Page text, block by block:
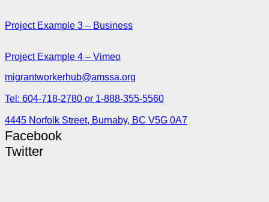
Project Example 3 – Business
Project Example 4 – Vimeo
migrantworkerhub@amssa.org
Tel: 604-718-2780 or 1-888-355-5560
4445 Norfolk Street, Burnaby, BC V5G 0A7
Facebook
Twitter